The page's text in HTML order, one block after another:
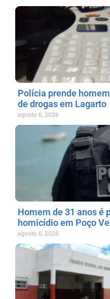
Polícia prende
de drogas em Lagarto
agosto 6, 2026
Homem de 31 anos é
homicídio em Poço
agosto 6, 2026